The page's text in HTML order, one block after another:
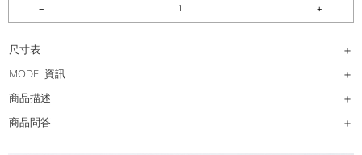
尺寸表
MODEL資訊
商品描述
商品問答